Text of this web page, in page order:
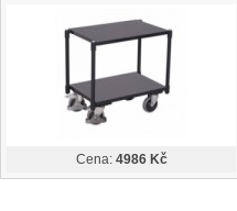
Cena: 4986 Kč